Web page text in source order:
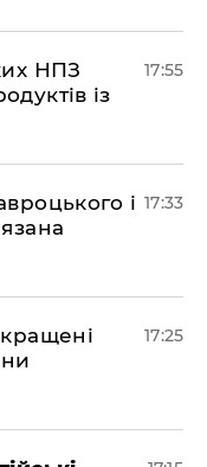
НПЗ
із
17:55
і 17:33
17:25